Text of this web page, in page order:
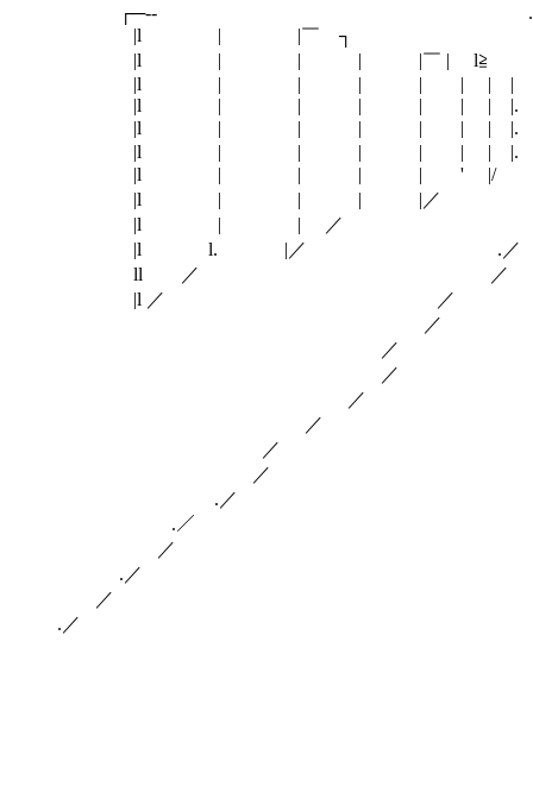
|l | |
|l | | | |￣ |
|l | | | | | | |
|l | | | | | | |.
|l | | | | | | |. |
|l | | | | | | |. | _｣
|l | | | | ' |/ |＿＿＿＿＿＿＿
|l | | | |／ l / ∨
|l | | ／ ／
|l l. |／ .／ ′:
ll ／ ／ ! : {:
|l ／ ／ ! :j {: :
／ ! j :{: : :
／ !:′ {: : :
／ j{: ヽ :
／ /⌒ : i
／ {: | : !
／ j{＼j{ :
／ ＼
.／ 人ﾆ'
.／ ⌒⌒
／ }∨
.／ ノ: :
／ ／´ ::
.／ / _ -